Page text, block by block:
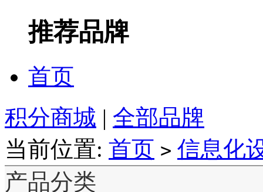
推荐品牌
首页
积分商城 | 全部品牌
当前位置: 首页 > 信息化
产品分类